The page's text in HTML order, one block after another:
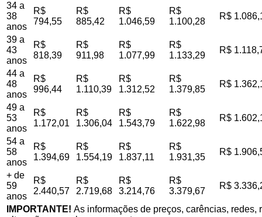
34 a
38
anos
R$
794,55
R$
885,42
R$
1.046,59
R$
1.100,28
R$
39 a
43
anos
R$
818,39
R$
911,98
R$
1.077,99
R$
1.133,29
R$
44 a
48
anos
R$
996,44
R$
1.110,39
R$
1.312,52
R$
1.379,85
R$
49 a
53
anos
R$
1.172,01
R$
1.306,04
R$
1.543,79
R$
1.622,98
R$
54 a
58
anos
R$
1.394,69
R$
1.554,19
R$
1.837,11
R$
1.931,35
R$
+ de
59
anos
R$
2.440,57
R$
2.719,68
R$
3.214,76
R$
3.379,67
R$
IMPORTANTE! As informações de preços, carências,